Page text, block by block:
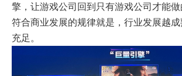
擎，让游戏公司回到只有游戏公司才能
符合商业发展的规律就是，行业发展越
充足。